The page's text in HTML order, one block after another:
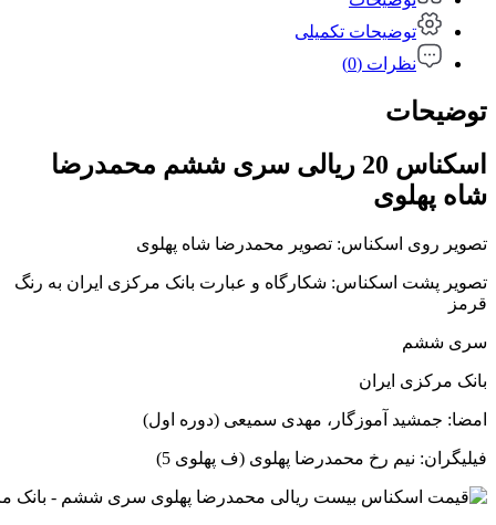
توضیحات تکمیلی
نظرات (0)
توضیحات
اسکناس 20 ریالی سری ششم محمدرضا
شاه پهلوی
تصویر روی اسکناس: تصویر محمدرضا شاه پهلوی
تصویر پشت اسکناس: شکارگاه و عبارت بانک مرکزی ایران به رنگ
قرمز
سری ششم
بانک مرکزی ایران
امضا: جمشید آموزگار، مهدی سمیعی (دوره اول)
فیلیگران: نیم رخ محمدرضا پهلوی (ف پهلوی 5)